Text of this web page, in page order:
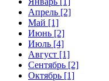
Апрель [2]
Май [1]
Июнь [2]
Июль [4]
Август [1]
Сентябрь [2]
Октябрь [1]